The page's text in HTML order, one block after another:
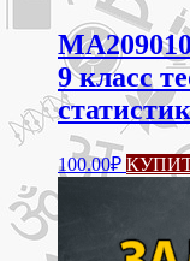
9 класс
100.00₽